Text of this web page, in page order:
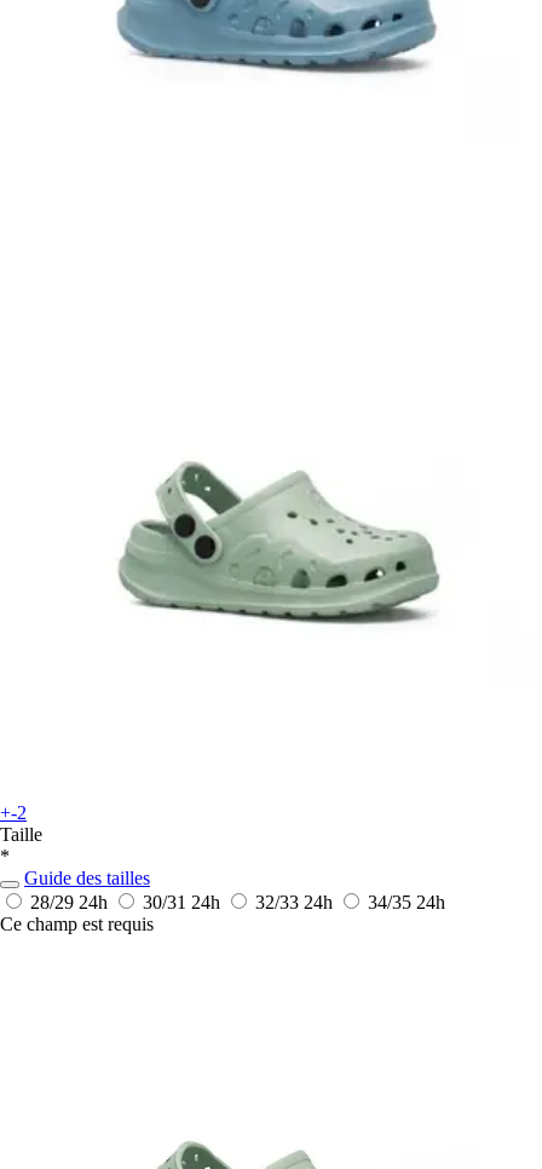
+-2
Taille
*
Guide des tailles
28/29 24h 30/31 24h 32/33 24h 34/35 24h
Ce champ est requis